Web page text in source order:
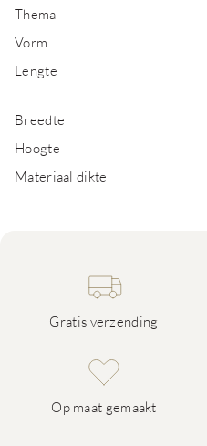
Thema
Vorm
Lengte
Breedte
Hoogte
Materiaal dikte
Gratis verzending
Op maat gemaakt